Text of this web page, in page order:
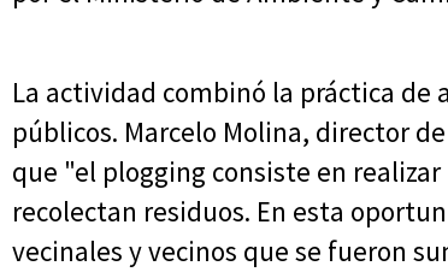
La actividad combinó la práctica de
públicos. Marcelo Molina, director
que "el plogging consiste en
recolectan residuos. En esta
vecinales y vecinos que se fueron